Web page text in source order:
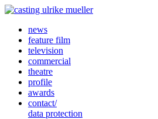
Zum
springennews
feature film
television
commercial
theatre
profile
awards
contact/
data protection